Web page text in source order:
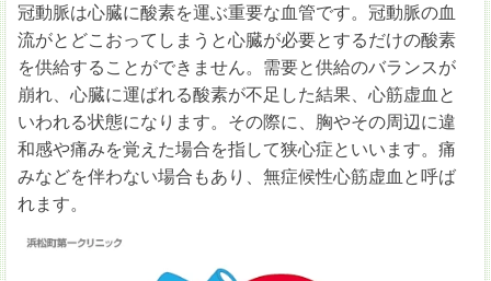
冠動脈は心臓に酸素を運ぶ重要な血管です。冠動脈の血
流がとどこおってしまうと心臓が必要とするだけの酸素
を供給することができません。需要と供給のバランスが
崩れ、心臓に運ばれる酸素が不足した結果、心筋虚血と
いわれる状態になります。その際に、胸やその周辺に違
和感や痛みを覚えた場合を指して狭心症といいます。痛
みなどを伴わない場合もあり、無症候性心筋虚血と呼ば
れます。